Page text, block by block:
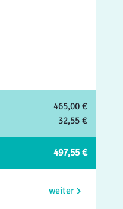
465,00 €
32,55 €
497,55 €
weiter